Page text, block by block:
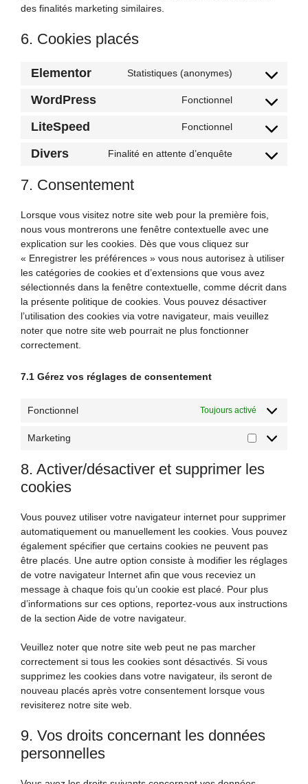
des finalités marketing similaires.
6. Cookies placés
Elementor Statistiques (anonymes)
Consent
service
elementor
WordPress Fonctionnel
Consent
service
wordpress
LiteSpeed Fonctionnel
Consent
service
Divers Finalité en attente d’enquête
Consent
7. Consentement
Lorsque vous visitez notre site web pour la première fois,
nous vous montrerons une fenêtre contextuelle avec une
explication sur les cookies. Dès que vous cliquez sur
« Enregistrer les préférences » vous nous autorisez à utiliser
les catégories de cookies et d’extensions que vous avez
sélectionnés dans la fenêtre contextuelle, comme décrit dans
la présente politique de cookies. Vous pouvez désactiver
l’utilisation des cookies via votre navigateur, mais veuillez
noter que notre site web pourrait ne plus fonctionner
correctement.
7.1 Gérez vos réglages de consentement
Fonctionnel Toujours activé
Marketing
Marketing
8. Activer/désactiver et supprimer les
cookies
Vous pouvez utiliser votre navigateur internet pour supprimer
automatiquement ou manuellement les cookies. Vous pouvez
également spécifier que certains cookies ne peuvent pas
être placés. Une autre option consiste à modifier les réglages
de votre navigateur Internet afin que vous receviez un
message à chaque fois qu’un cookie est placé. Pour plus
d’informations sur ces options, reportez-vous aux instructions
de la section Aide de votre navigateur.
Veuillez noter que notre site web peut ne pas marcher
correctement si tous les cookies sont désactivés. Si vous
supprimez les cookies dans votre navigateur, ils seront de
nouveau placés après votre consentement lorsque vous
revisiterez notre site web.
9. Vos droits concernant les données
personnelles